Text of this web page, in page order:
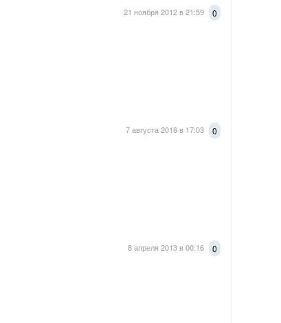
0
21 ноября 2012 в 21:59
0
7 августа 2018 в 17:03
0
8 апреля 2013 в 00:16